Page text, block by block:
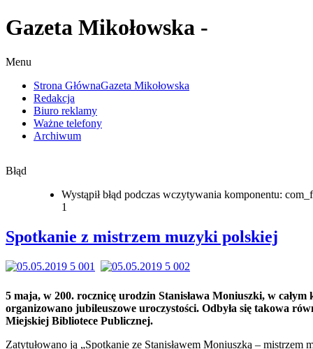
Gazeta Mikołowska -
Menu
Strona GłównaGazeta Mikołowska
Redakcja
Biuro reklamy
Ważne telefony
Archiwum
Błąd
Wystąpił błąd podczas wczytywania komponentu:
1
Spotkanie z mistrzem muzyki polskiej
5 maja, w 200. rocznicę urodzin Stanisława Moniuszki, w całym
organizowano jubileuszowe uroczystości. Odbyła się takowa
Miejskiej Bibliotece Publicznej.
Zatytułowano ją „Spotkanie ze Stanisławem Moniuszką – mistrzem